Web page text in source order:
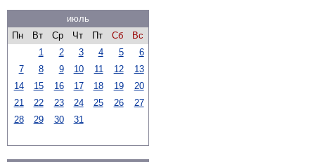
июль
Пн
Вт Ср Чт Пт Сб
Вс
1
2 3 4 5
6
7
8 9 10 11 12
13
14
15 16 17 18 19
20
21
22 23 24 25 26
27
28
29 30 31